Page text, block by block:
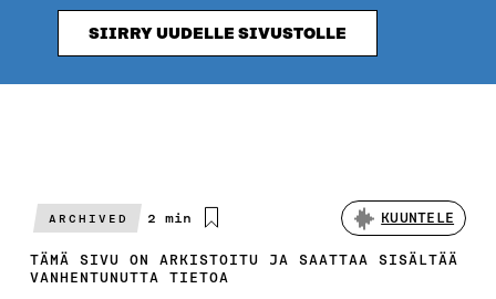
SIIRRY UUDELLE SIVUSTOLLE
ARCHIVED
Arvioitu
2 min KUUNTELE
TÄMÄ SIVU ON ARKISTOITU JA SAATTAA SISÄLTÄÄ
VANHENTUNUTTA TIETOA